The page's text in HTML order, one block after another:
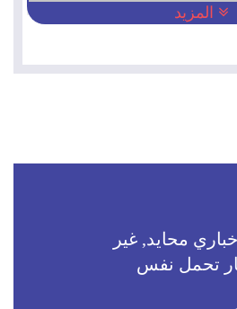
المزيد
محايد, غير
تحمل نفس